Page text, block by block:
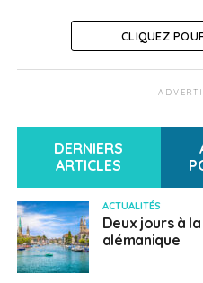
CLIQUEZ
DERNIERS
ARTICLES
ACTUALITÉS
Deux jours à
alémanique